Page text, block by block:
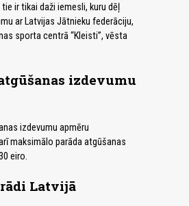
ir tikai daži iemesli, kuru dēļ
ar Latvijas Jātnieku federāciju,
sporta centrā “Kleisti”, vēsta
izdevumu
izdevumu apmēru
maksimālo parāda atgūšanas
eiro.
Latvijā